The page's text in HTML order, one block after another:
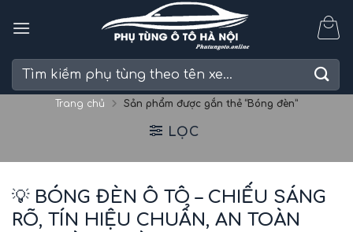
Tìm
Trang chủ Sản phẩm được gắn thẻ “Bóng đèn”
LỌC
💡 BÓNG ĐÈN Ô TÔ – CHIẾU SÁNG
RÕ, TÍN HIỆU CHUẨN, AN TOÀN